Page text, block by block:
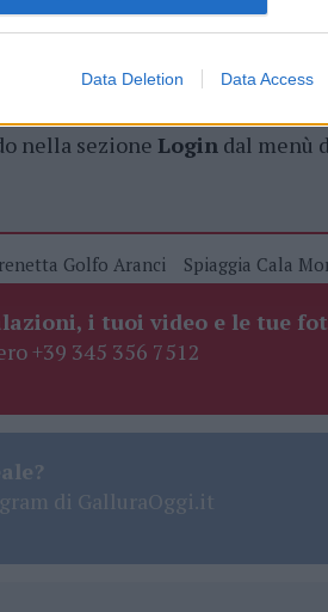
Data Deletion Data Access
cliccandoqui
nella sezione Login dal menù
Golfo Aranci Spiaggia Cala
i tuoi video e le tue
+39 345 356 7512
di GalluraOggi.it